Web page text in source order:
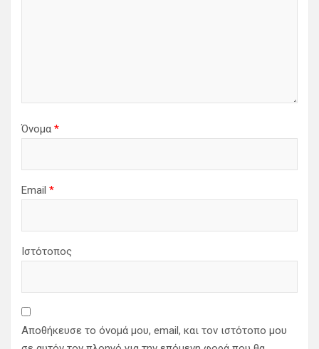
Όνομα *
Email *
Ιστότοπος
Αποθήκευσε το όνομά μου, email, και τον ιστότοπο μου